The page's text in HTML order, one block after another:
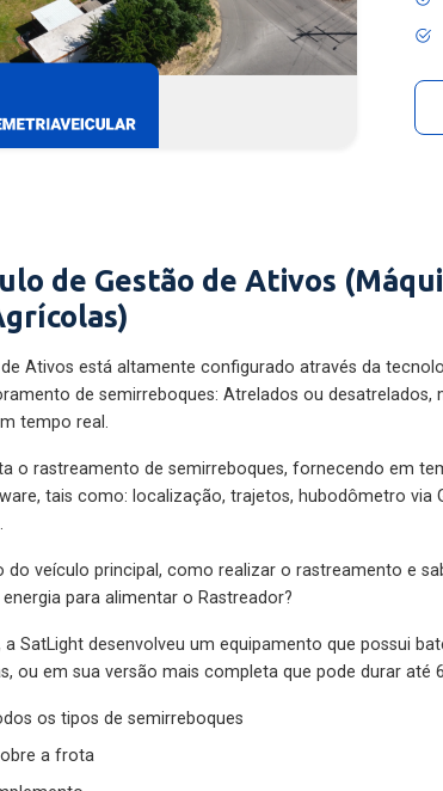
de Gestão de Ativos
Ativos está altamente configurado através da
de semirreboques: Atrelados ou desatrelados,
tempo real.
o rastreamento de semirreboques, fornecendo em
tais como: localização, trajetos, hubodômetro via
do veículo principal, como realizar o rastreamento e
para alimentar o Rastreador?
SatLight desenvolveu um equipamento que possui
ou em sua versão mais completa que pode durar até
os tipos de semirreboques
a frota